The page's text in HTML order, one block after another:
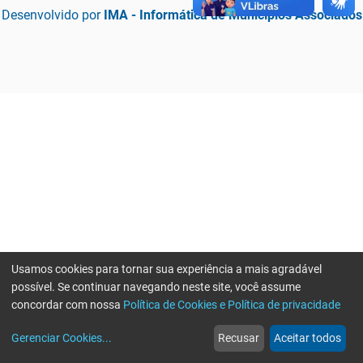
Desenvolvido por IMA - Informática de Municípios Associados
web
Notícias
more_horiz
Mais
Usamos cookies para tornar sua experiência a mais agradável
possível. Se continuar navegando neste site, você assume
concordar com nossa Política de Cookies e Política de privacidade
Gerenciar Cookies... Recusar Aceitar todos
Erro ao enviar informações, por favor tente novamente